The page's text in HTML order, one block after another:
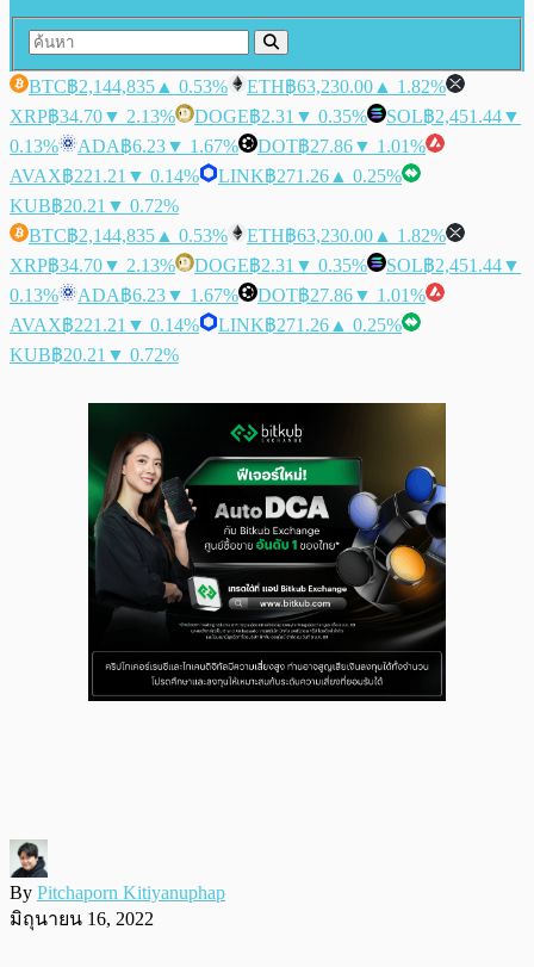
BTC฿2,144,835 ▲ 0.53% ETH฿63,230.00 ▲ 1.82%
XRP฿34.70▼ 2.13% DOGE฿2.31 ▼ 0.35% SOL฿2,451.44▼
0.13%
ADA฿6.23▼ 1.67% DOT฿27.86▼ 1.01%
AVAX฿221.21 ▼ 0.14% LINK฿271.26 ▲ 0.25%
KUB฿20.21 ▼ 0.72%
BTC฿2,144,835 ▲ 0.53% ETH฿63,230.00 ▲ 1.82%
XRP฿34.70▼ 2.13% DOGE฿2.31 ▼ 0.35% SOL฿2,451.44▼
0.13%
ADA฿6.23▼ 1.67% DOT฿27.86▼ 1.01%
AVAX฿221.21 ▼ 0.14% LINK฿271.26 ▲ 0.25%
KUB฿20.21 ▼ 0.72%
By Pitchaporn Kitiyanuphap
มิถุนายน 16, 2022